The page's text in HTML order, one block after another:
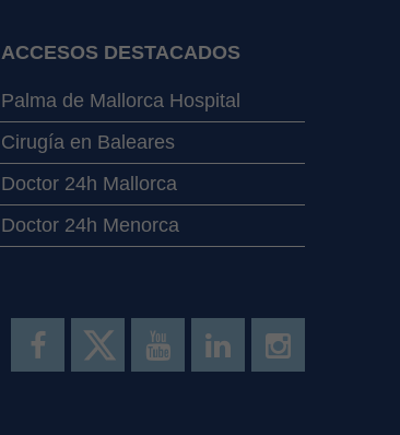
ACCESOS DESTACADOS
Palma de Mallorca Hospital
Cirugía en Baleares
Doctor 24h Mallorca
Doctor 24h Menorca